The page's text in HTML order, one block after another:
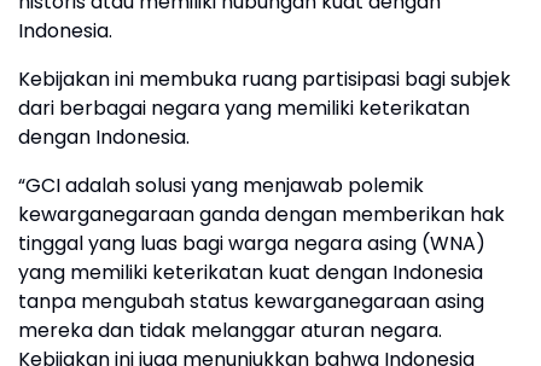
Indonesia.
Kebijakan ini membuka ruang partisipasi bagi subjek
dari berbagai negara yang memiliki keterikatan
dengan Indonesia.
“GCI adalah solusi yang menjawab polemik
kewarganegaraan ganda dengan memberikan hak
tinggal yang luas bagi warga negara asing (WNA)
yang memiliki keterikatan kuat dengan Indonesia
tanpa mengubah status kewarganegaraan asing
mereka dan tidak melanggar aturan negara.
Kebijakan ini juga menunjukkan bahwa Indonesia